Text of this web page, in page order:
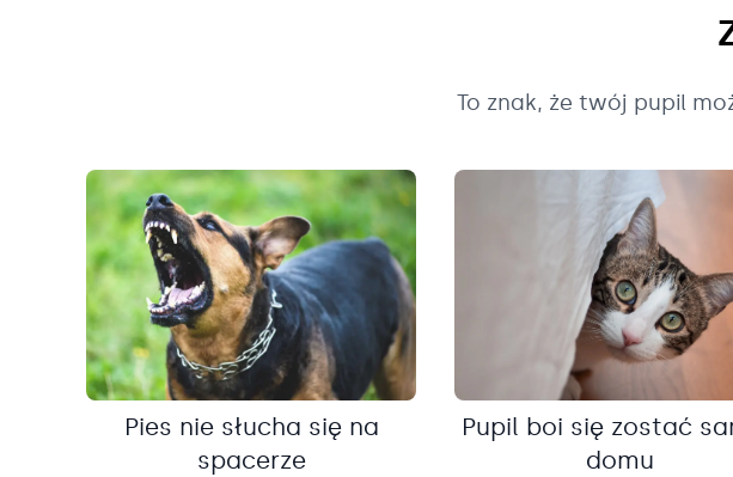
To znak, że twój pupil
Pies nie słucha się na
spacerze
Pupil boi się zostać
domu